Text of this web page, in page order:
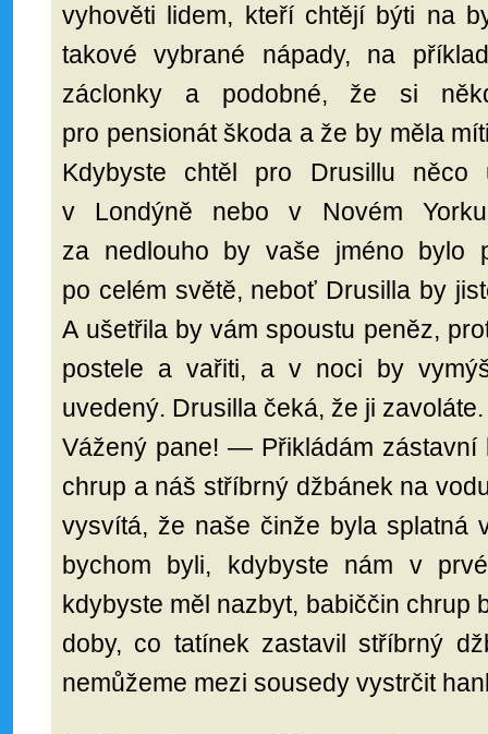
vyhověti lidem, kteří chtějí býti na
takové vybrané nápady, na
záclonky a podobné, že si
pro pensionát škoda a že by měla
Kdybyste chtěl pro Drusillu
v Londýně nebo v Novém
za nedlouho by vaše jméno bylo
po celém světě, neboť Drusilla by
A ušetřila by vám spoustu peněz,
postele a vařiti, a v noci by
uvedený. Drusilla čeká, že ji zavoláte.
Vážený pane! — Přikládám zástavní
chrup a náš stříbrný džbánek na
vysvítá, že naše činže byla splatná
bychom byli, kdybyste nám v
kdybyste měl nazbyt, babiččin chrup
doby, co tatínek zastavil stříbrný
nemůžeme mezi sousedy vystrčit